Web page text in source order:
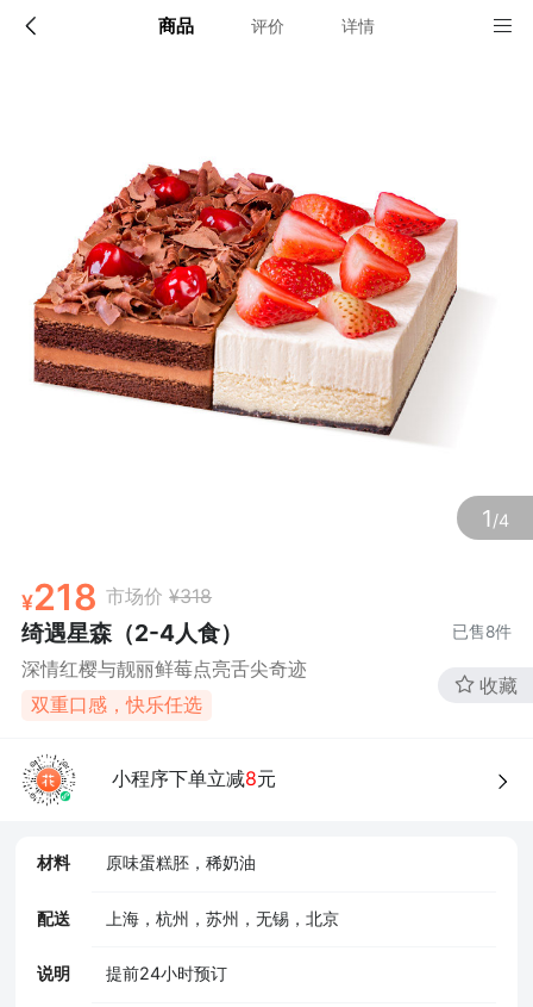
商品 评价 详情
1/4
218 市场价 ¥318
绮遇星森（2-4人食） 已售8件
深情红樱与靓丽鲜莓点亮舌尖奇迹
双重口感，快乐任选
收藏
小程序下单立减8元
材料 原味蛋糕胚，稀奶油
配送 上海，杭州，苏州，无锡，北京
说明 提前24小时预订
配送说明
店铺信息
2、店铺地址
上海市松江区卖新公路836号2幢1层A-B区2层、3层、4层及7憧2
层A区
3、营业执照
4、食品经营许可证